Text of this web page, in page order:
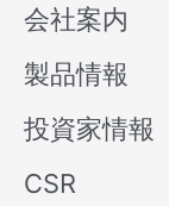
会社案内
製品情報
投資家情報
CSR